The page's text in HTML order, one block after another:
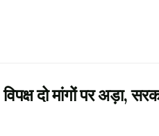
दो मांगों पर अड़ा,